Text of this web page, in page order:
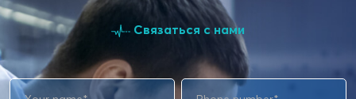
Связаться с нами